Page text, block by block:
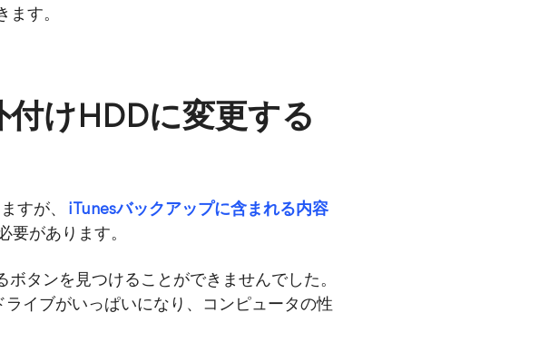
す。
けHDDに変更する
すが、
iTunesバックアップに含まれる内容
要があります。
タンを見つけることができませんでした。
イブがいっぱいになり、コンピュータの性